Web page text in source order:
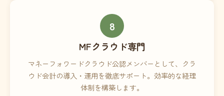
8
MFクラウド専門
マネーフォワードクラウド公認メンバーとして、クラ
ウド会計の導入・運用を徹底サポート。効率的な経理
体制を構築します。